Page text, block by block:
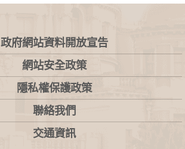
政府網站資料開放宣告
網站安全政策
隱私權保護政策
聯絡我們
交通資訊